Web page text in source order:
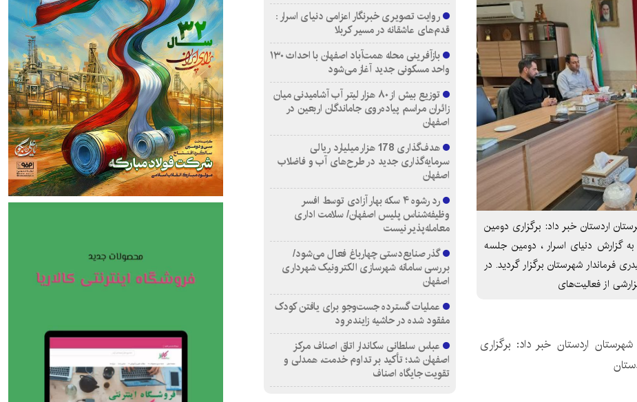
اردستان خبر داد: برگزاری دومین
دنیای اسرار ، دومین جلسه
شهرستان برگزار گردید. در
از فعالیت‌های
اردستان خبر داد: برگزاری
روایت تصویری خبرنگار اعزامی دنیای اسرار :
قدم‌های عاشقانه در مسیر کربلا
بازآفرینی محله همت‌آباد اصفهان با احداث ۱۳۰
واحد مسکونی جدید آغاز می‌شود
توزیع بیش از ۸۰ هزار لیتر آب آشامیدنی میان
زائران مراسم پیاده‌روی جاماندگان اربعین در
اصفهان
هدف‌گذاری 178 هزار میلیارد ریالی
سرمایه‌گذاری جدید در طرح‌های آب و فاضلاب
اصفهان
رد رشوه ۴ سکه بهار آزادی توسط افسر
وظیفه‌شناس پلیس اصفهان/ سلامت اداری
معامله‌پذیر نیست
گذر صنایع‌دستی چهارباغ فعال می‌شود/
بررسی سامانه شهرسازی الکترونیک شهرداری
اصفهان
عملیات گسترده جست‌وجو برای یافتن کودک
مفقود شده در حاشیه زاینده‌رود
عباس سلطانی سکاندار اتاق اصناف مرکز
اصفهان شد؛ تأکید بر تداوم خدمت، همدلی و
تقویت جایگاه اصناف